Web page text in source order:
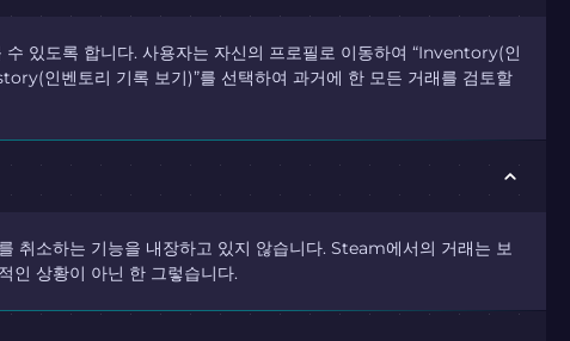
있도록 합니다. 사용자는 자신의 프로필로 이동하여 “Inventory(인
인벤토리 기록 보기)”를 선택하여 과거에 한 모든 거래를 검토할
취소하는 기능을 내장하고 있지 않습니다. Steam에서의 거래는 보
인 상황이 아닌 한 그렇습니다.